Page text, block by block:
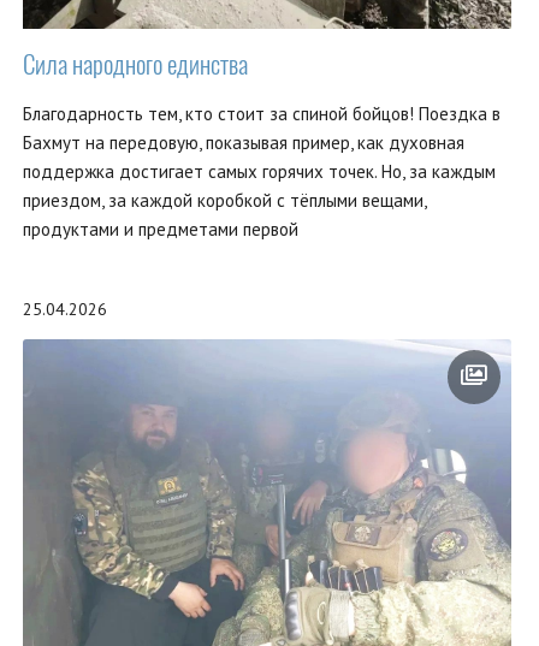
Сила народного единства
Благодарность тем, кто стоит за спиной бойцов! Поездка в
Бахмут на передовую, показывая пример, как духовная
поддержка достигает самых горячих точек. Но, за каждым
приездом, за каждой коробкой с тёплыми вещами,
продуктами и предметами первой
25.04.2026